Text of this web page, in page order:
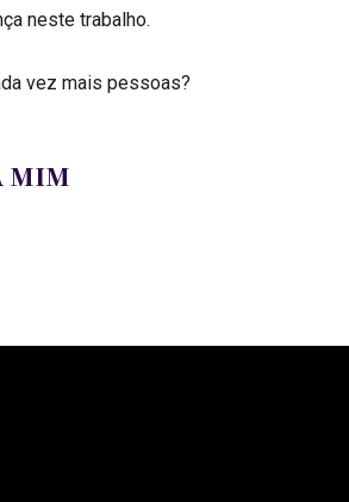
neste trabalho.
vez mais pessoas?
MIM